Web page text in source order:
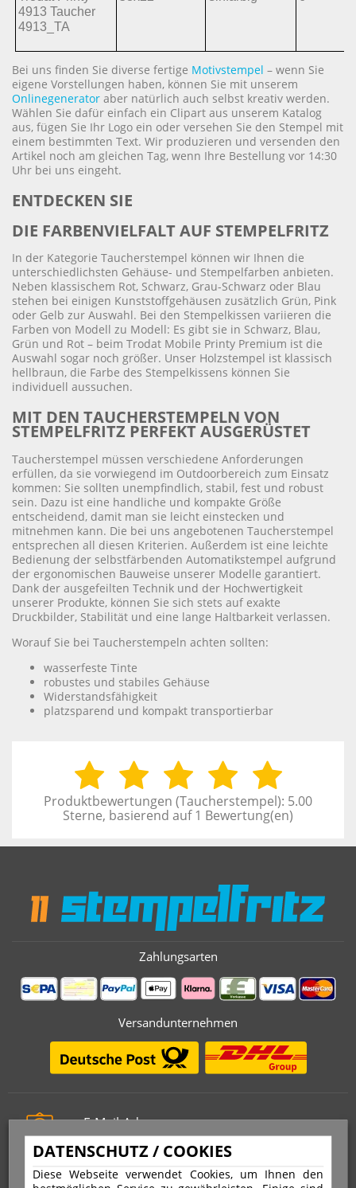
DATENSCHUTZ / COOKIES
Diese Webseite verwendet Cookies, um Ihnen den
4913 Taucher
4913_TA
Bei uns finden Sie diverse fertige Motivstempel – wenn Sie
eigene Vorstellungen haben, können Sie mit unserem
Onlinegenerator aber natürlich auch selbst kreativ werden.
Wählen Sie dafür einfach ein Clipart aus unserem Katalog
aus, fügen Sie Ihr Logo ein oder versehen Sie den Stempel mit
einem bestimmten Text. Wir produzieren und versenden den
Artikel noch am gleichen Tag, wenn Ihre Bestellung vor 14:30
Uhr bei uns eingeht.
ENTDECKEN SIE
DIE FARBENVIELFALT AUF STEMPELFRITZ
In der Kategorie Taucherstempel können wir Ihnen die
unterschiedlichsten Gehäuse- und Stempelfarben anbieten.
Neben klassischem Rot, Schwarz, Grau-Schwarz oder Blau
stehen bei einigen Kunststoffgehäusen zusätzlich Grün, Pink
oder Gelb zur Auswahl. Bei den Stempelkissen variieren die
Farben von Modell zu Modell: Es gibt sie in Schwarz, Blau,
Grün und Rot – beim Trodat Mobile Printy Premium ist die
Auswahl sogar noch größer. Unser Holzstempel ist klassisch
hellbraun, die Farbe des Stempelkissens können Sie
individuell aussuchen.
MIT DEN TAUCHERSTEMPELN VON
STEMPELFRITZ PERFEKT AUSGERÜSTET
Taucherstempel müssen verschiedene Anforderungen
erfüllen, da sie vorwiegend im Outdoorbereich zum Einsatz
kommen: Sie sollten unempfindlich, stabil, fest und robust
sein. Dazu ist eine handliche und kompakte Größe
entscheidend, damit man sie leicht einstecken und
mitnehmen kann. Die bei uns angebotenen Taucherstempel
entsprechen all diesen Kriterien. Außerdem ist eine leichte
Bedienung der selbstfärbenden Automatikstempel aufgrund
der ergonomischen Bauweise unserer Modelle garantiert.
Dank der ausgefeilten Technik und der Hochwertigkeit
unserer Produkte, können Sie sich stets auf exakte
Druckbilder, Stabilität und eine lange Haltbarkeit verlassen.
Worauf Sie bei Taucherstempeln achten sollten:
wasserfeste Tinte
robustes und stabiles Gehäuse
Widerstandsfähigkeit
platzsparend und kompakt transportierbar
Produktbewertungen (Taucherstempel): 5.00
Sterne, basierend auf1 Bewertung(en)
Zahlungsarten
Versandunternehmen
E-Mail-Adresse
info@stempelfritz.de
Telefon